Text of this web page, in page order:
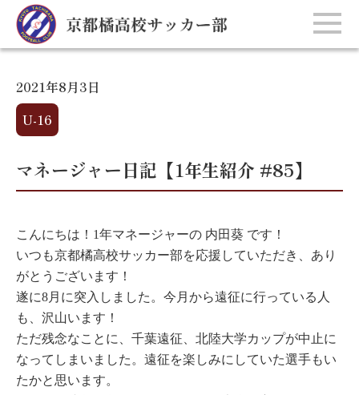
2021年8月3日
U-16
マネージャー日記【1年生紹介 #85】
こんにちは！1年マネージャーの 内田葵 です！
いつも京都橘高校サッカー部を応援していただき、あり
がとうございます！
遂に8月に突入しました。今月から遠征に行っている人
も、沢山います！
ただ残念なことに、千葉遠征、北陸大学カップが中止に
なってしまいました。遠征を楽しみにしていた選手もい
たかと思います。